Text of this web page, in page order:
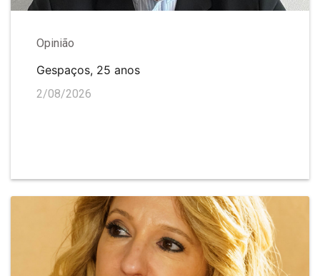
Opinião
Gespaços, 25 anos
2/08/2026